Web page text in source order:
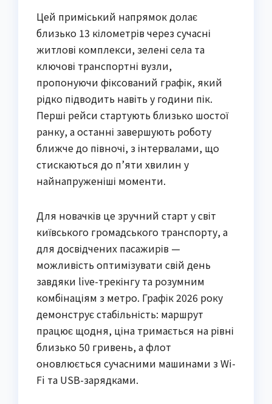
Цей приміський напрямок долає
близько 13 кілометрів через сучасні
житлові комплекси, зелені села та
ключові транспортні вузли,
пропонуючи фіксований графік, який
рідко підводить навіть у години пік.
Перші рейси стартують близько шостої
ранку, а останні завершують роботу
ближче до півночі, з інтервалами, що
стискаються до п’яти хвилин у
найнапруженіші моменти.
Для новачків це зручний старт у світ
київського громадського транспорту, а
для досвідчених пасажирів —
можливість оптимізувати свій день
завдяки live-трекінгу та розумним
комбінаціям з метро. Графік 2026 року
демонструє стабільність: маршрут
працює щодня, ціна тримається на рівні
близько 50 гривень, а флот
оновлюється сучасними машинами з Wi-
Fi та USB-зарядками.